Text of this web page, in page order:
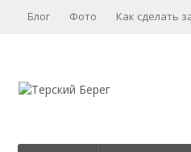
Блог Фото Как сделать